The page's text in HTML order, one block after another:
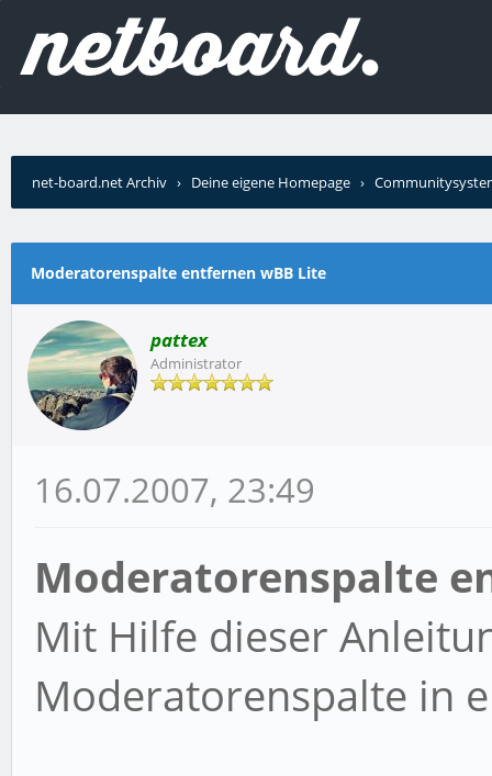
net-board.net Archiv › Deine eigene Homepage ›
Moderatorenspalte entfernen wBB Lite
pattex
Administrator
16.07.2007, 23:49
Moderatorenspalte
Mit Hilfe dieser
Moderatorenspalte in